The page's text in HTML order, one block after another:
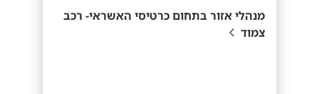
מנהלי אזור בתחום כרטיסי האשראי- רכב
צמוד